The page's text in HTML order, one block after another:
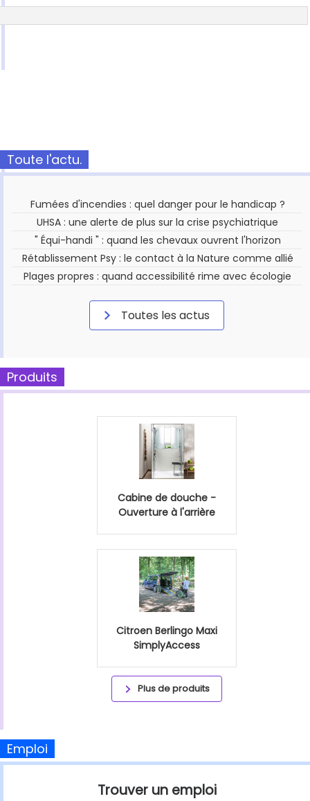
Toute l'actu.
Fumées d'incendies : quel danger pour le handicap ?
UHSA : une alerte de plus sur la crise psychiatrique
" Équi-handi " : quand les chevaux ouvrent l'horizon
Rétablissement Psy : le contact à la Nature comme allié
Plages propres : quand accessibilité rime avec écologie
Toutes les actus
Produits
Cabine de douche -
Ouverture à l'arrière
Citroen Berlingo Maxi
SimplyAccess
Plus de produits
Emploi
Trouver un emploi